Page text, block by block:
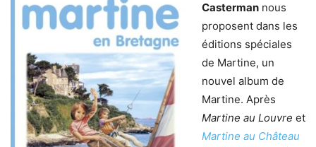
Casterman nous
proposent dans les
éditions spéciales
de Martine, un
nouvel album de
Martine. Après
Martine au Louvre et
Martine au Château